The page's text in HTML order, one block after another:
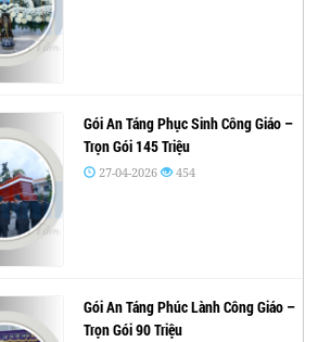
Gói An Táng Phục Sinh Công Giáo –
Trọn Gói 145 Triệu
27-04-2026 454
Gói An Táng Phúc Lành Công Giáo –
Trọn Gói 90 Triệu